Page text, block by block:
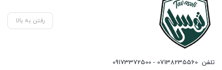
رفتن به بالا
تلفن 07138235560 - 09173372500